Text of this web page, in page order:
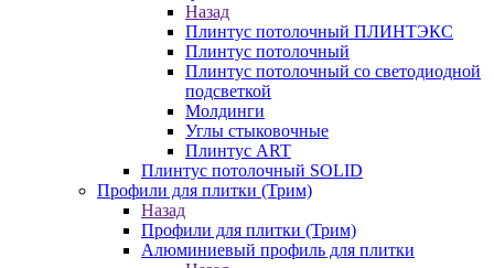
Назад
Плинтус потолочный ПЛИНТЭКС
Плинтус потолочный
Плинтус потолочный со светодиодной
подсветкой
Молдинги
Углы стыковочные
Плинтус ART
Плинтус потолочный SOLID
Профили для плитки (Трим)
Назад
Профили для плитки (Трим)
Алюминиевый профиль для плитки